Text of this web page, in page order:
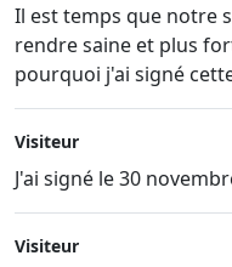
Il est temps que notre
rendre saine et plus
pourquoi j'ai signé
Visiteur
J'ai signé le 30
Visiteur